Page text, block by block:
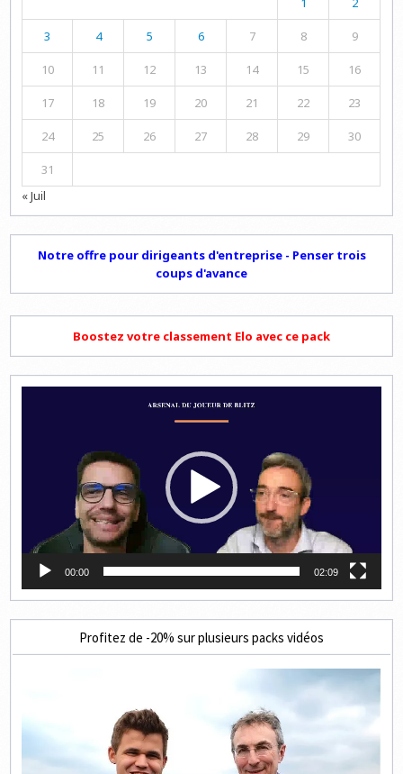
3 4 5 6 7 8 9
10 11 12 13 14 15 16
17 18 19 20 21 22 23
24 25 26 27 28 29 30
31
« Juil
Notre offre pour dirigeants d'entreprise - Penser trois
coups d'avance
Boostez votre classement Elo avec ce pack
00:00 02:09
Profitez de -20% sur plusieurs packs vidéos